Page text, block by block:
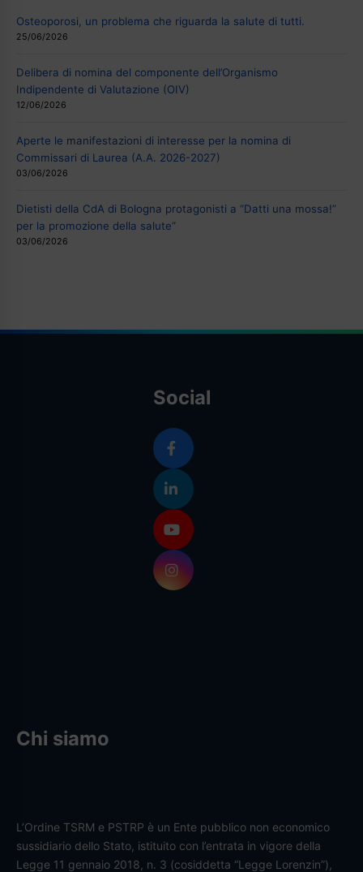
Osteoporosi, un problema che riguarda la salute di tutti.
25/06/2026
Delibera di nomina del componente dell’Organismo
Indipendente di Valutazione (OIV)
12/06/2026
Aperte le manifestazioni di interesse per la nomina di
Commissari di Laurea (A.A. 2026-2027)
03/06/2026
Dietisti della CdA di Bologna protagonisti a “Datti una mossa!”
per la promozione della salute”
03/06/2026
Social
Chi siamo
L’Ordine TSRM e PSTRP è un Ente pubblico non economico
sussidiario dello Stato, istituito con l’entrata in vigore della
Legge 11 gennaio 2018, n. 3 (cosiddetta “Legge Lorenzin”),